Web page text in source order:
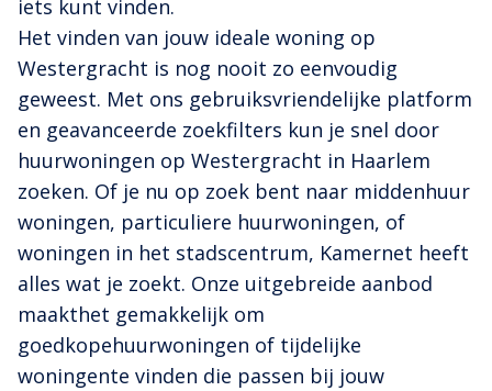
iets kunt vinden.
Het vinden van jouw ideale woning op
Westergracht is nog nooit zo eenvoudig
geweest. Met ons gebruiksvriendelijke platform
en geavanceerde zoekfilters kun je snel door
huurwoningen op Westergracht in Haarlem
zoeken. Of je nu op zoek bent naar middenhuur
woningen, particuliere huurwoningen, of
woningen in het stadscentrum, Kamernet heeft
alles wat je zoekt. Onze uitgebreide aanbod
maakthet gemakkelijk om
goedkopehuurwoningen of tijdelijke
woningente vinden die passen bij jouw